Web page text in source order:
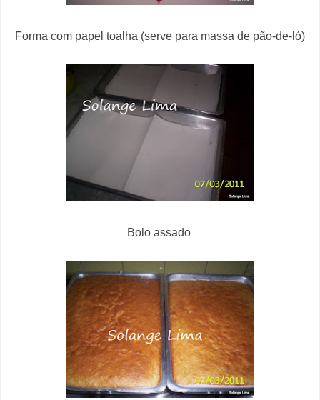
Forma com papel toalha (serve para massa de pão-de-ló)
Bolo assado